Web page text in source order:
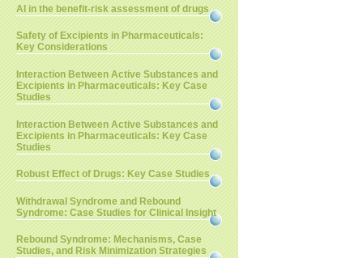
AI in the benefit-risk assessment of drugs
Safety of Excipients in Pharmaceuticals:
Key Considerations
Interaction Between Active Substances and
Excipients in Pharmaceuticals: Key Case
Studies
Interaction Between Active Substances and
Excipients in Pharmaceuticals: Key Case
Studies
Robust Effect of Drugs: Key Case Studies
Withdrawal Syndrome and Rebound
Syndrome: Case Studies for Clinical Insight
Rebound Syndrome: Mechanisms, Case
Studies, and Risk Minimization Strategies